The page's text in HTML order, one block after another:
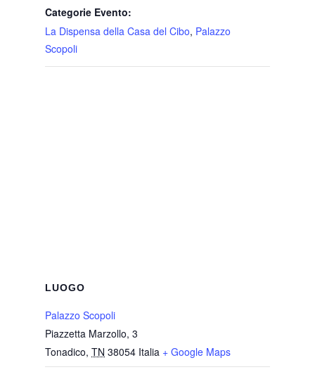
Categorie Evento:
La Dispensa della Casa del Cibo, Palazzo
Scopoli
LUOGO
Palazzo Scopoli
Piazzetta Marzollo, 3
Tonadico, TN 38054 Italia + Google Maps